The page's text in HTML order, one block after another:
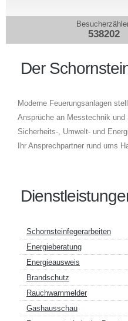
538202
Der
Moderne Feuerungsanlagen
Ansprüche an Messtechnik und
Sicherheits-, Umwelt- und
Ihr Ansprechpartner rund ums
Schornsteinfegerarbeiten
Energieberatung
Energieausweis
Brandschutz
Rauchwarnmelder
Gashausschau